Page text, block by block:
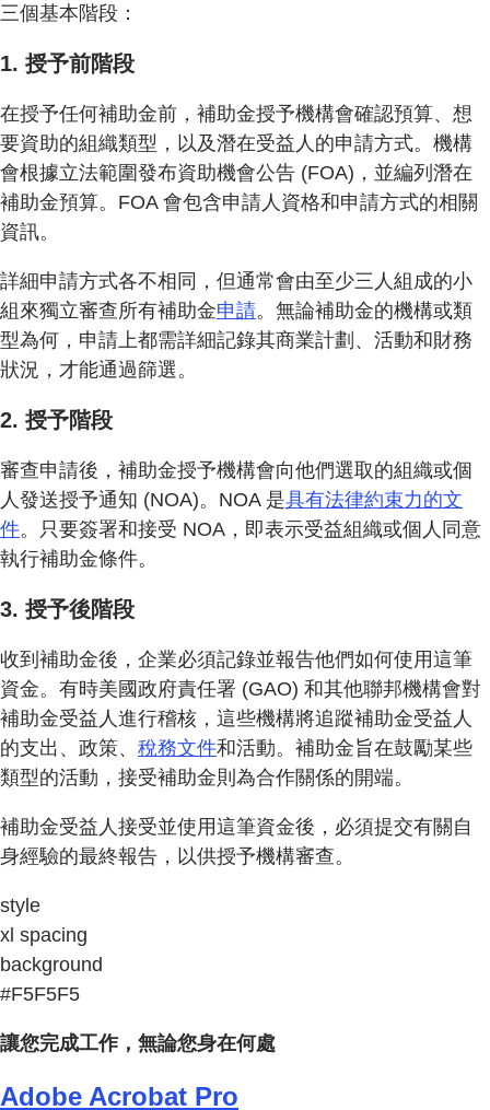
三個基本階段：
1. 授予前階段
在授予任何補助金前，補助金授予機構會確認預算、想
要資助的組織類型，以及潛在受益人的申請方式。機構
會根據立法範圍發布資助機會公告 (FOA)，並編列潛在
補助金預算。FOA 會包含申請人資格和申請方式的相關
資訊。
詳細申請方式各不相同，但通常會由至少三人組成的小
組來獨立審查所有補助金申請。無論補助金的機構或類
型為何，申請上都需詳細記錄其商業計劃、活動和財務
狀況，才能通過篩選。
2. 授予階段
審查申請後，補助金授予機構會向他們選取的組織或個
人發送授予通知 (NOA)。NOA 是具有法律約束力的文
件。只要簽署和接受 NOA，即表示受益組織或個人同意
執行補助金條件。
3. 授予後階段
收到補助金後，企業必須記錄並報告他們如何使用這筆
資金。有時美國政府責任署 (GAO) 和其他聯邦機構會對
補助金受益人進行稽核，這些機構將追蹤補助金受益人
的支出、政策、 稅務文件和活動。補助金旨在鼓勵某些
類型的活動，接受補助金則為合作關係的開端。
補助金受益人接受並使用這筆資金後，必須提交有關自
身經驗的最終報告，以供授予機構審查。
style
xl spacing
background
#F5F5F5
讓您完成工作，無論您身在何處
Adobe Acrobat Pro